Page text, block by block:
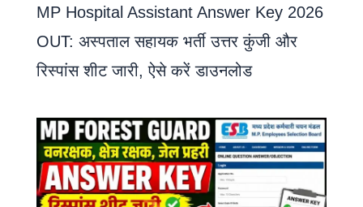
MP Hospital Assistant Answer Key 2026
OUT: अस्पताल सहायक भर्ती उत्तर कुंजी और
रिस्पांस शीट जारी, ऐसे करें डाउनलोड